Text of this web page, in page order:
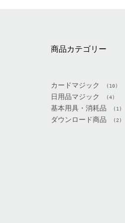
商品カテゴリー
カードマジック (10)
日用品マジック (4)
基本用具・消耗品 (1)
ダウンロード商品 (2)